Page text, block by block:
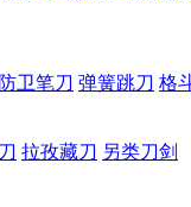
防卫笔刀 弹簧跳刀 格
拉孜藏刀 另类刀剑